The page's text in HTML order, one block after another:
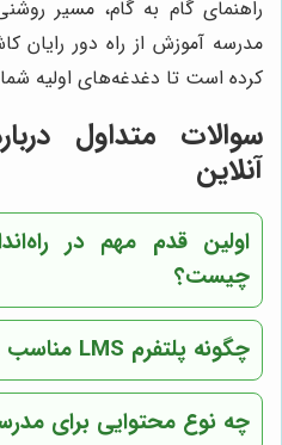
راهنمای گام به گام، مسیر
مدرسه آموزش از راه دور رایان
کرده است تا دغدغه‌های اولیه
سوالات متداول
آنلاین
اولین قدم مهم در
چیست؟
چگونه پلتفرم LMS مناسب را انتخاب کنم؟
چه نوع محتوایی برای